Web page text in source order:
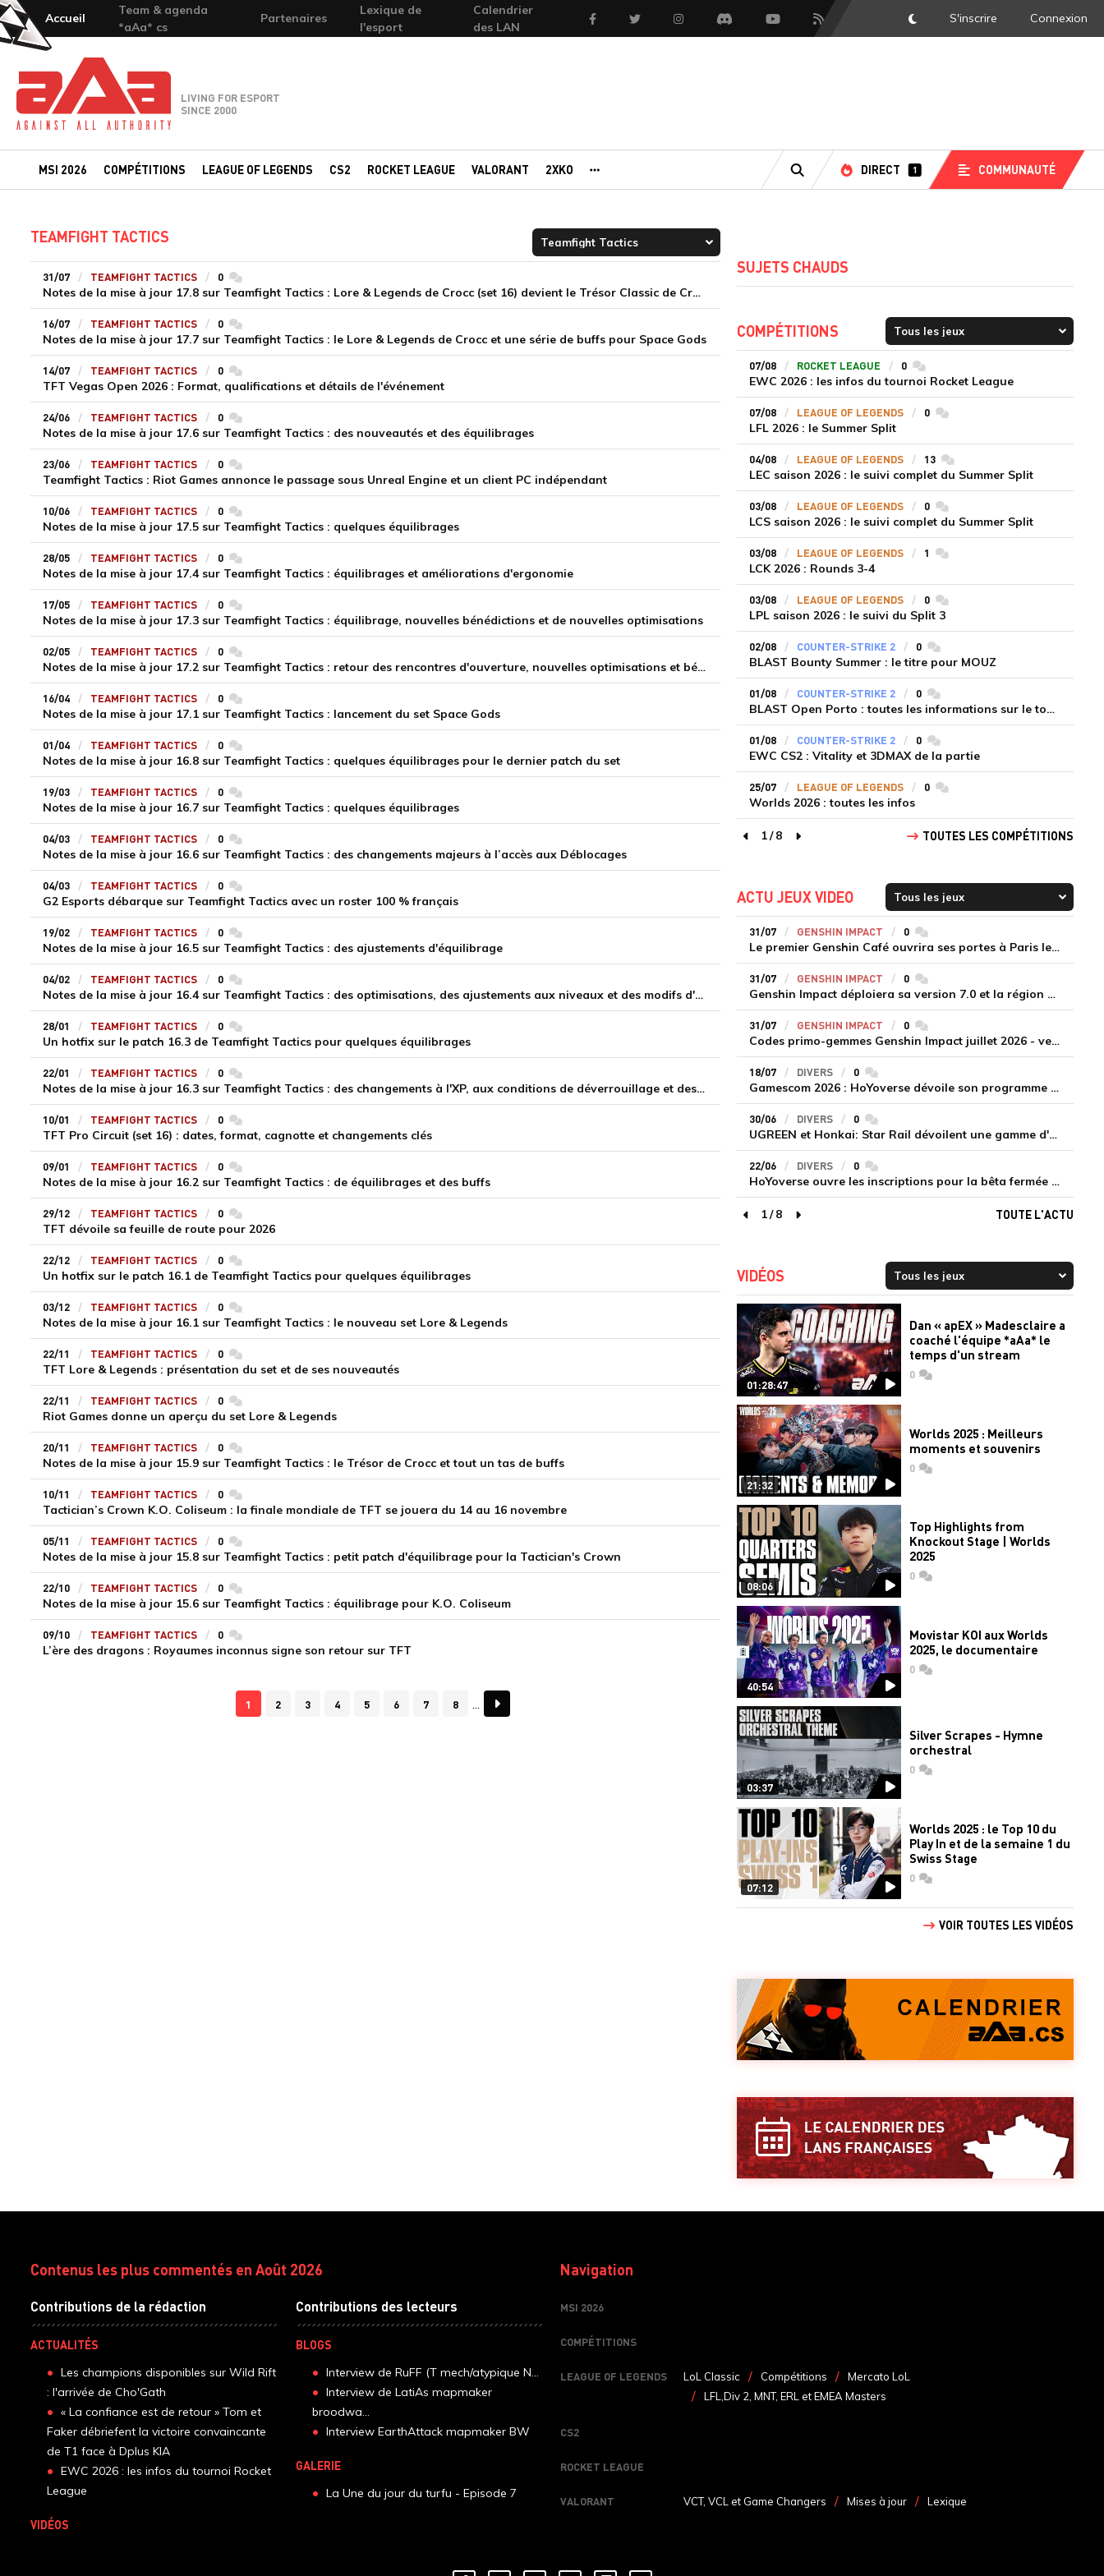
Accueil
Team & agenda
*aAa* cs
Partenaires
Lexique de
l'esport
Calendrier
des LAN
FacebookTwitter InstagramDiscord YoutubeFlux RSS DarkMode
S'inscrire Connexion
Team-aAa - against All authority
LIVING FOR ESPORT
SINCE 2000
MSI 2026 COMPÉTITIONS LEAGUE OF LEGENDS CS2 ROCKET LEAGUE VALORANT 2XKO
RECHERCHE
DIRECT 1 COMMUNAUTÉ
TEAMFIGHT TACTICS
31/07 TEAMFIGHT TACTICS 0 commentaires
Notes de la mise à jour 17.8 sur Teamfight Tactics : Lore & Legends de Crocc (set 16) devient le Trésor Classic de Crocc
16/07 TEAMFIGHT TACTICS 0 commentaires
Notes de la mise à jour 17.7 sur Teamfight Tactics : le Lore & Legends de Crocc et une série de buffs pour Space Gods
14/07 TEAMFIGHT TACTICS 0 commentaires
TFT Vegas Open 2026 : Format, qualifications et détails de l'événement
24/06 TEAMFIGHT TACTICS 0 commentaires
Notes de la mise à jour 17.6 sur Teamfight Tactics : des nouveautés et des équilibrages
23/06 TEAMFIGHT TACTICS 0 commentaires
Teamfight Tactics : Riot Games annonce le passage sous Unreal Engine et un client PC indépendant
10/06 TEAMFIGHT TACTICS 0 commentaires
Notes de la mise à jour 17.5 sur Teamfight Tactics : quelques équilibrages
28/05 TEAMFIGHT TACTICS 0 commentaires
Notes de la mise à jour 17.4 sur Teamfight Tactics : équilibrages et améliorations d'ergonomie
17/05 TEAMFIGHT TACTICS 0 commentaires
Notes de la mise à jour 17.3 sur Teamfight Tactics : équilibrage, nouvelles bénédictions et de nouvelles optimisations
02/05 TEAMFIGHT TACTICS 0 commentaires
Notes de la mise à jour 17.2 sur Teamfight Tactics : retour des rencontres d'ouverture, nouvelles optimisations et bénédictions divines
16/04 TEAMFIGHT TACTICS 0 commentaires
Notes de la mise à jour 17.1 sur Teamfight Tactics : lancement du set Space Gods
01/04 TEAMFIGHT TACTICS 0 commentaires
Notes de la mise à jour 16.8 sur Teamfight Tactics : quelques équilibrages pour le dernier patch du set
19/03 TEAMFIGHT TACTICS 0 commentaires
Notes de la mise à jour 16.7 sur Teamfight Tactics : quelques équilibrages
04/03 TEAMFIGHT TACTICS 0 commentaires
Notes de la mise à jour 16.6 sur Teamfight Tactics : des changements majeurs à l’accès aux Déblocages
04/03 TEAMFIGHT TACTICS 0 commentaires
G2 Esports débarque sur Teamfight Tactics avec un roster 100 % français
19/02 TEAMFIGHT TACTICS 0 commentaires
Notes de la mise à jour 16.5 sur Teamfight Tactics : des ajustements d'équilibrage
04/02 TEAMFIGHT TACTICS 0 commentaires
Notes de la mise à jour 16.4 sur Teamfight Tactics : des optimisations, des ajustements aux niveaux et des modifs d'équilibrage
28/01 TEAMFIGHT TACTICS 0 commentaires
Un hotfix sur le patch 16.3 de Teamfight Tactics pour quelques équilibrages
22/01 TEAMFIGHT TACTICS 0 commentaires
Notes de la mise à jour 16.3 sur Teamfight Tactics : des changements à l'XP, aux conditions de déverrouillage et des équilibrages
10/01 TEAMFIGHT TACTICS 0 commentaires
TFT Pro Circuit (set 16) : dates, format, cagnotte et changements clés
09/01 TEAMFIGHT TACTICS 0 commentaires
Notes de la mise à jour 16.2 sur Teamfight Tactics : de équilibrages et des buffs
29/12 TEAMFIGHT TACTICS 0 commentaires
TFT dévoile sa feuille de route pour 2026
22/12 TEAMFIGHT TACTICS 0 commentaires
Un hotfix sur le patch 16.1 de Teamfight Tactics pour quelques équilibrages
03/12 TEAMFIGHT TACTICS 0 commentaires
Notes de la mise à jour 16.1 sur Teamfight Tactics : le nouveau set Lore & Legends
22/11 TEAMFIGHT TACTICS 0 commentaires
TFT Lore & Legends : présentation du set et de ses nouveautés
22/11 TEAMFIGHT TACTICS 0 commentaires
Riot Games donne un aperçu du set Lore & Legends
20/11 TEAMFIGHT TACTICS 0 commentaires
Notes de la mise à jour 15.9 sur Teamfight Tactics : le Trésor de Crocc et tout un tas de buffs
10/11 TEAMFIGHT TACTICS 0 commentaires
Tactician’s Crown K.O. Coliseum : la finale mondiale de TFT se jouera du 14 au 16 novembre
05/11 TEAMFIGHT TACTICS 0 commentaires
Notes de la mise à jour 15.8 sur Teamfight Tactics : petit patch d'équilibrage pour la Tactician's Crown
22/10 TEAMFIGHT TACTICS 0 commentaires
Notes de la mise à jour 15.6 sur Teamfight Tactics : équilibrage pour K.O. Coliseum
09/10 TEAMFIGHT TACTICS 0 commentaires
L’ère des dragons : Royaumes inconnus signe son retour sur TFT
1 2 3 4 5 6 7 8
SUJETS CHAUDS
COMPÉTITIONS
07/08 ROCKET LEAGUE 0commentaires
EWC 2026 : les infos du tournoi Rocket League
07/08 LEAGUE OF LEGENDS 0commentaires
LFL 2026 : le Summer Split
04/08 LEAGUE OF LEGENDS 13commentaires
LEC saison 2026 : le suivi complet du Summer Split
03/08 LEAGUE OF LEGENDS 0commentaires
LCS saison 2026 : le suivi complet du Summer Split
03/08 LEAGUE OF LEGENDS 1 commentaires
LCK 2026 : Rounds 3-4
03/08 LEAGUE OF LEGENDS 0commentaires
LPL saison 2026 : le suivi du Split 3
02/08 COUNTER-STRIKE 2 0commentaires
BLAST Bounty Summer : le titre pour MOUZ
01/08 COUNTER-STRIKE 2 0commentaires
BLAST Open Porto : toutes les informations sur le tournoi
01/08 COUNTER-STRIKE 2 0commentaires
EWC CS2 : Vitality et 3DMAX de la partie
25/07 LEAGUE OF LEGENDS 0commentaires
Worlds 2026 : toutes les infos
page précédente
1/8
page suivante
TOUTES LES COMPÉTITIONS
ACTU JEUX VIDEO
31/07 GENSHIN IMPACT 0commentaires
Le premier Genshin Café ouvrira ses portes à Paris le 14 août
31/07 GENSHIN IMPACT 0commentaires
Genshin Impact déploiera sa version 7.0 et la région de Snezhnaya le 12 août
31/07 GENSHIN IMPACT 0commentaires
Codes primo-gemmes Genshin Impact juillet 2026 - version 7.0
18/07 DIVERS 0commentaires
Gamescom 2026 : HoYoverse dévoile son programme et présente deux nouveaux jeux inédits
30/06 DIVERS 0commentaires
UGREEN et Honkai: Star Rail dévoilent une gamme d'accessoires de recharge en édition limitée
22/06 DIVERS 0commentaires
HoYoverse ouvre les inscriptions pour la bêta fermée de Honkai : Nexus Anima
page précédente
1/8
page suivante
TOUTE L'ACTU
VIDÉOS
01:28:47
Dan « apEX » Madesclaire a
coaché l'équipe *aAa* le
temps d'un stream
0commentaires
21:32
Worlds 2025 : Meilleurs
moments et souvenirs
0commentaires
08:06
Top Highlights from
Knockout Stage | Worlds
2025
0commentaires
40:54
Movistar KOI aux Worlds
2025, le documentaire
0commentaires
03:37
Silver Scrapes - Hymne
orchestral
0commentaires
07:12
Worlds 2025 : le Top 10 du
Play In et de la semaine 1 du
Swiss Stage
0commentaires
VOIR TOUTES LES VIDÉOS
Contenus les plus commentés en Août 2026
Contributions de la rédaction
ACTUALITÉS
Les champions disponibles sur Wild Rift
: l'arrivée de Cho'Gath
« La confiance est de retour » Tom et
Faker débriefent la victoire convaincante
de T1 face à Dplus KIA
EWC 2026 : les infos du tournoi Rocket
League
VIDÉOS
Contributions des lecteurs
BLOGS
Interview de RuFF (T mech/atypique N...
Interview de LatiAs mapmaker
broodwa...
Interview EarthAttack mapmaker BW
GALERIE
La Une du jour du turfu - Episode 7
Navigation
MSI 2026
COMPÉTITIONS
LEAGUE OF LEGENDS LoL Classic Compétitions
Mercato LoL
LFL,Div 2, MNT, ERL et EMEA Masters
CS2
ROCKET LEAGUE
VALORANT VCT, VCL et Game Changers Mises à jour Lexique